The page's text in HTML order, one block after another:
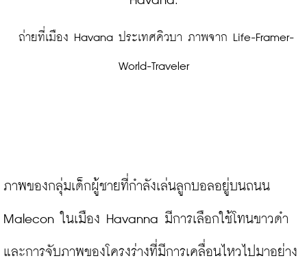
World-Traveler
ภาพของกลุ่มเด็กผู้ชายที่กำลังเล่นลูกบอลอยู่บนถนน
Malecon ในเมือง Havanna มีการเลือกใช้โทนขาวดำ
และการจับภาพของโครงร่างที่มีการเคลื่อนไหวไปมาอย่าง